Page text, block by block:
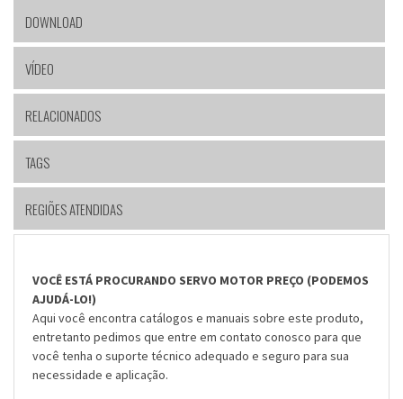
DOWNLOAD
VÍDEO
RELACIONADOS
TAGS
REGIÕES ATENDIDAS
VOCÊ ESTÁ PROCURANDO SERVO MOTOR PREÇO (PODEMOS
AJUDÁ-LO!)
Aqui você encontra catálogos e manuais sobre este produto,
entretanto pedimos que entre em contato conosco para que
você tenha o suporte técnico adequado e seguro para sua
necessidade e aplicação.